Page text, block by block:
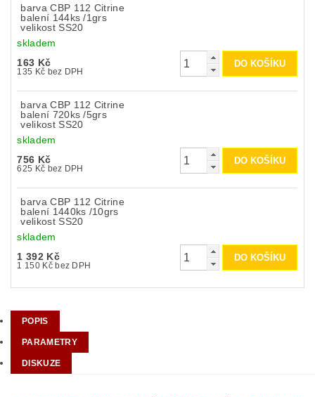
barva CBP 112 Citrine
balení 144ks /1grs
velikost SS20
skladem
163 Kč
135 Kč bez DPH
barva CBP 112 Citrine
balení 720ks /5grs
velikost SS20
skladem
756 Kč
625 Kč bez DPH
barva CBP 112 Citrine
balení 1440ks /10grs
velikost SS20
skladem
1 392 Kč
1 150 Kč bez DPH
POPIS
PARAMETRY
DISKUZE